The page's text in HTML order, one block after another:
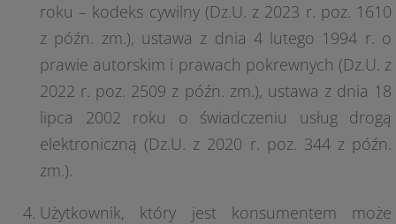
roku – kodeks cywilny (Dz.U. z 2023 r. poz. 1610
z późn. zm.), ustawa z dnia 4 lutego 1994 r. o
prawie autorskim i prawach pokrewnych (Dz.U. z
2022 r. poz. 2509 z późn. zm.), ustawa z dnia 18
lipca 2002 roku o świadczeniu usług drogą
elektroniczną (Dz.U. z 2020 r. poz. 344 z późn.
zm.).
Użytkownik, który jest konsumentem może